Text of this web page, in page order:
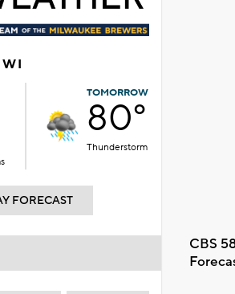
TOMORROW
80°
Thunderstorm
FORECAST
CBS